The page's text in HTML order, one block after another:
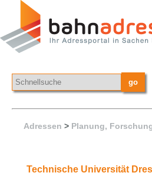
Adressen > Planung,
Technische Universität